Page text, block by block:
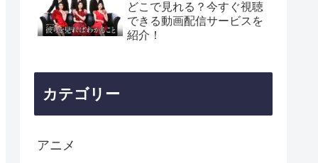
どこで見れる？今すぐ視聴
できる動画配信サービスを
紹介！
カテゴリー
アニメ